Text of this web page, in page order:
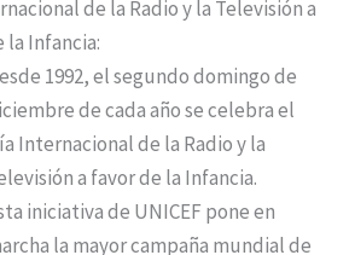
de la Radio y la Televisión a
la Infancia:
1992, el segundo domingo de
de cada año se celebra el
Internacional de la Radio y la
a favor de la Infancia.
iniciativa de UNICEF pone en
la mayor campaña mundial de